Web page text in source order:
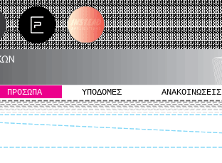
ΠΡΟΣΩΠΑ ΥΠΟΔΟΜΕΣ ΑΝΑΚΟΙΝΩΣΕΙΣ